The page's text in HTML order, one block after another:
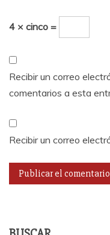
4 × cinco =
Recibir un correo
comentarios a esta
Recibir un correo